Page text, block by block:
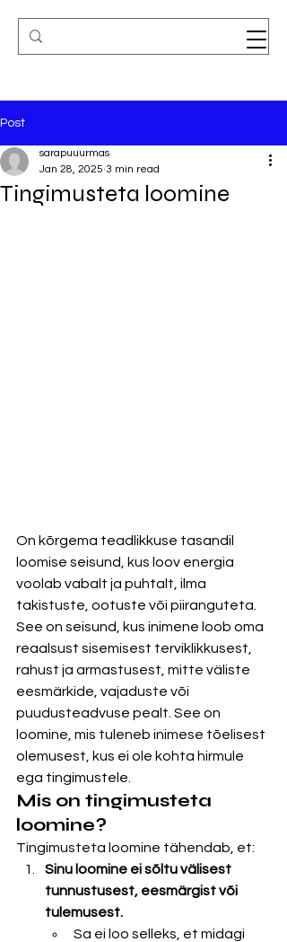
Post
Tingimusteta loomine
sarapuuurmas
Jan 28, 2025 3 min read
On kõrgema teadlikkuse tasandil
loomise seisund, kus loov energia
voolab vabalt ja puhtalt, ilma
takistuste, ootuste või piiranguteta.
See on seisund, kus inimene loob oma
reaalsust sisemisest terviklikkusest,
rahust ja armastusest, mitte väliste
eesmärkide, vajaduste või
puudusteadvuse pealt. See on
loomine, mis tuleneb inimese tõelisest
olemusest, kus ei ole kohta hirmule
ega tingimustele.
Mis on tingimusteta
loomine?
Tingimusteta loomine tähendab, et:
Sinu loomine ei sõltu välisest
tunnustusest, eesmärgist või
tulemusest.
Sa ei loo selleks, et midagi